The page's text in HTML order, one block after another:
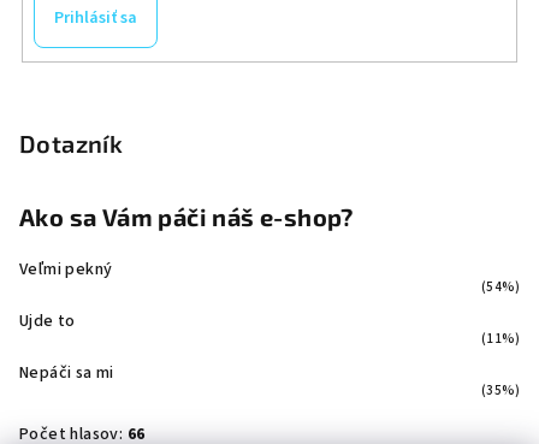
Prihlásiť sa
Dotazník
Ako sa Vám páči náš e-shop?
Veľmi pekný
(54%)
Ujde to
(11%)
Nepáči sa mi
(35%)
Počet hlasov: 66